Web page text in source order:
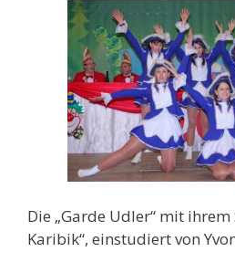
Die „Garde Udler“ mit
Karibik“, einstudiert von